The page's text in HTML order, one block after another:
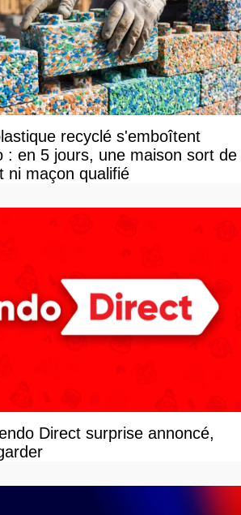
recyclé s'emboîtent
: en 5 jours, une maison sort de
ni maçon qualifié
Direct surprise annoncé,